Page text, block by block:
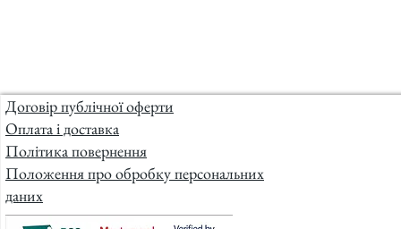
Договір публічної оферти
Оплата і доставка
Політика повернення
Положення про обробку персональних
даних